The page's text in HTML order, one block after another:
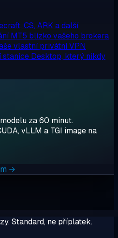
CS, ARK a další
MT5 blízko vašeho brokera
vlastní privátní VPN
stanice Desktop, který nikdy
za 60 minut.
vLLM a TGI image na
→
Standard, ne příplatek.